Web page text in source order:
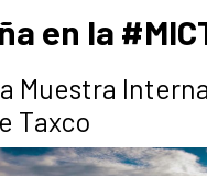
en la
Muestra
Taxco